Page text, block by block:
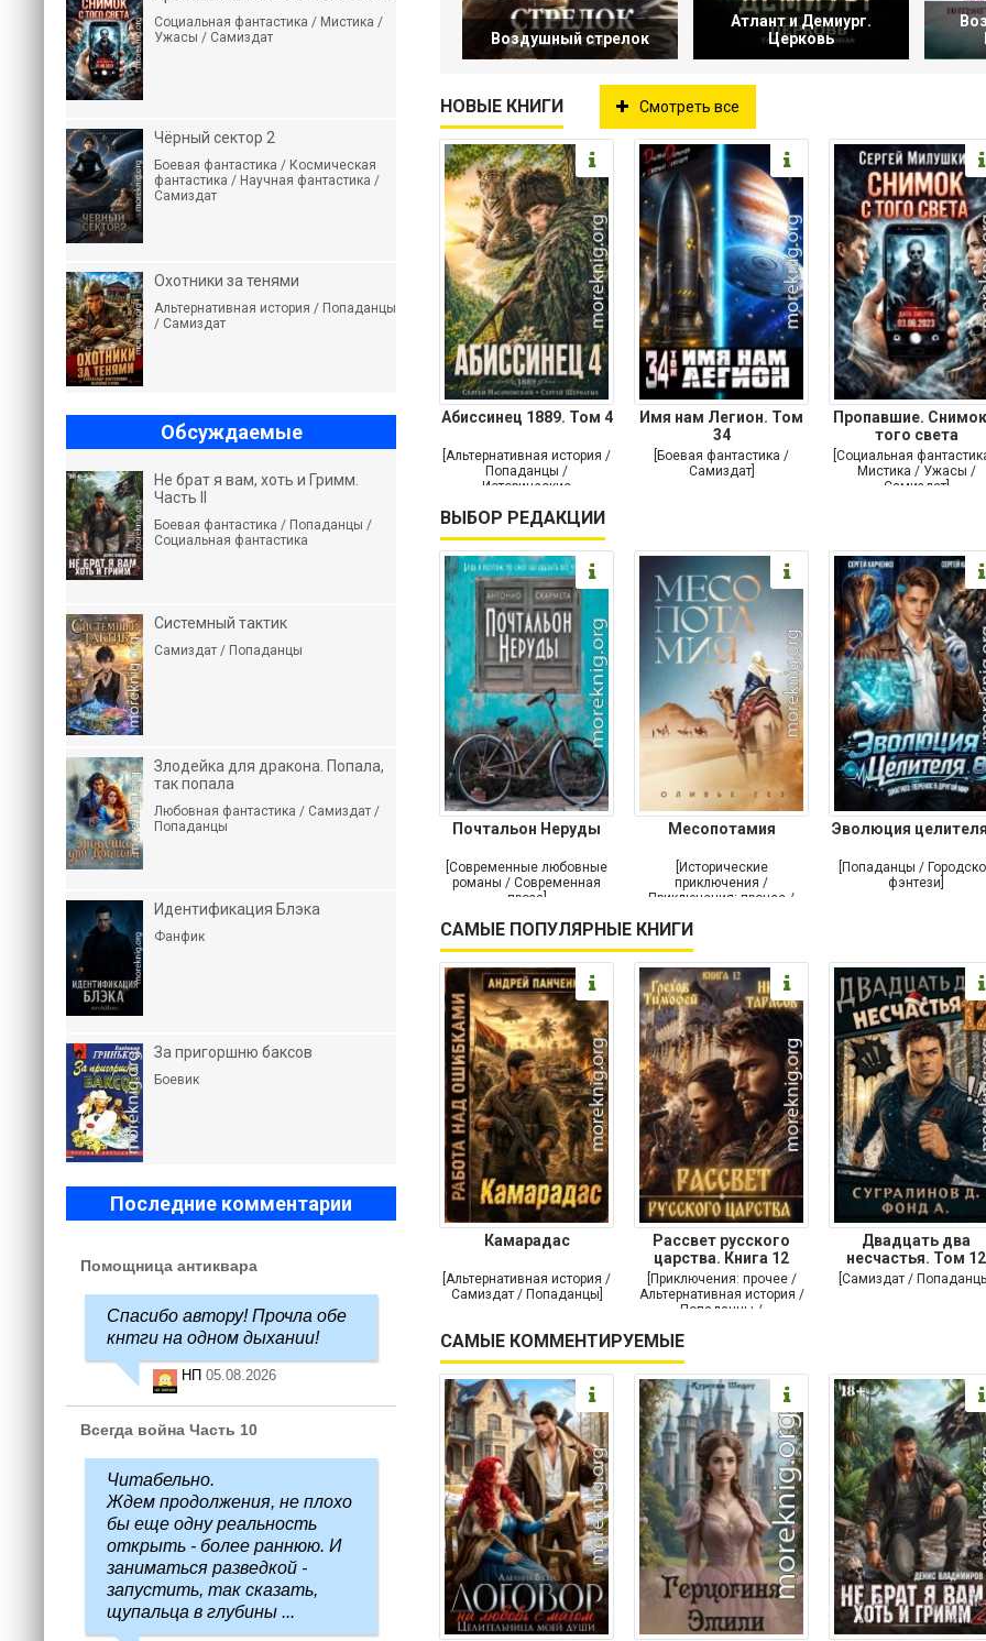
Воздушный стрелок
Атлант и Демиург.
Церковь
НОВЫЕ КНИГИ Смотреть все
Абиссинец 1889. Том 4
[Альтернативная история /
Попаданцы /
Исторические
Имя нам Легион. Том
34
[Боевая фантастика /
Самиздат]
Пропавшие.
того света
[Социальная
Мистика / Ужасы /
Самиздат]
ВЫБОР РЕДАКЦИИ
Почтальон Неруды
[Современные любовные
романы / Современная
проза]
Месопотамия
[Исторические
приключения /
Приключения: прочее /
Историческая проза]
Эволюция
[Попаданцы /
фэнтези]
САМЫЕ ПОПУЛЯРНЫЕ КНИГИ
Камарадас
[Альтернативная история /
Самиздат / Попаданцы]
Рассвет русского
царства. Книга 12
[Приключения: прочее /
Альтернативная история /
Попаданцы /
приключения]
Двадцать два
несчастья. Том 12
[Самиздат /
САМЫЕ КОММЕНТИРУЕМЫЕ
Социальная фантастика / Мистика /
Ужасы / Самиздат
Чёрный сектор 2
Боевая фантастика / Космическая
фантастика / Научная фантастика /
Самиздат
Охотники за тенями
Альтернативная история / Попаданцы
/ Самиздат
Обсуждаемые
Не брат я вам, хоть и Гримм.
Часть II
Боевая фантастика / Попаданцы /
Социальная фантастика
Системный тактик
Самиздат / Попаданцы
Злодейка для дракона. Попала,
так попала
Любовная фантастика / Самиздат /
Попаданцы
Идентификация Блэка
Фанфик
За пригоршню баксов
Боевик
Последние комментарии
Помощница антиквара
Спасибо автору! Прочла обе
кнтги на одном дыхании!
НП 05.08.2026
Всегда война Часть 10
Читабельно.
Ждем продолжения, не плохо
бы еще одну реальность
открыть - более раннюю. И
заниматься разведкой -
запустить, так сказать,
щупальца в глубины ...